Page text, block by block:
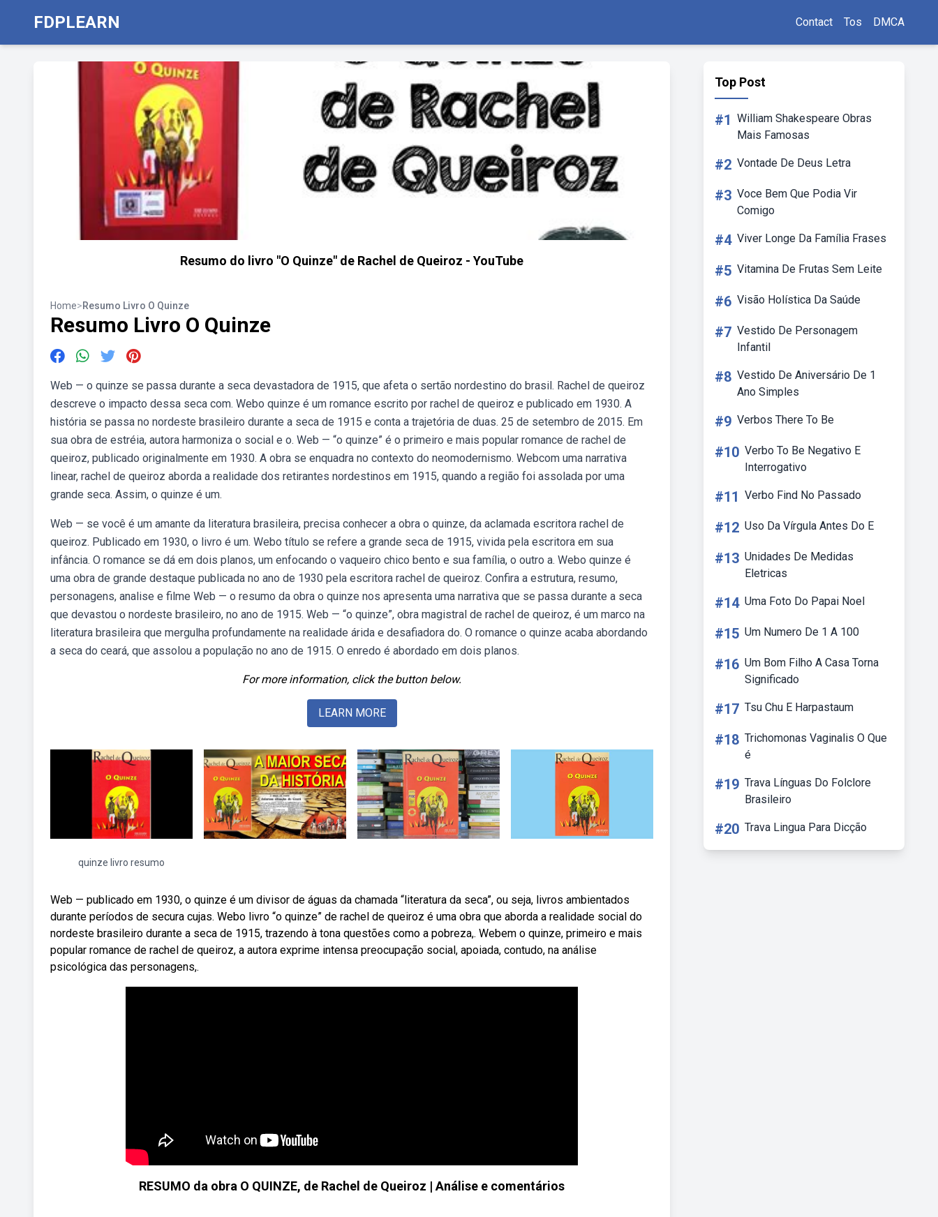
FDPLEARN Contact Tos DMCA
Resumo do livro "O Quinze" de Rachel de Queiroz - YouTube
Home>Resumo Livro O Quinze
Resumo Livro O Quinze
Web — o quinze se passa durante a seca devastadora de 1915, que afeta o sertão nordestino do brasil. Rachel de queiroz
descreve o impacto dessa seca com. Webo quinze é um romance escrito por rachel de queiroz e publicado em 1930. A
história se passa no nordeste brasileiro durante a seca de 1915 e conta a trajetória de duas. 25 de setembro de 2015. Em
sua obra de estréia, autora harmoniza o social e o. Web — “o quinze” é o primeiro e mais popular romance de rachel de
queiroz, publicado originalmente em 1930. A obra se enquadra no contexto do neomodernismo. Webcom uma narrativa
linear, rachel de queiroz aborda a realidade dos retirantes nordestinos em 1915, quando a região foi assolada por uma
grande seca. Assim, o quinze é um.
Web — se você é um amante da literatura brasileira, precisa conhecer a obra o quinze, da aclamada escritora rachel de
queiroz. Publicado em 1930, o livro é um. Webo título se refere a grande seca de 1915, vivida pela escritora em sua
infância. O romance se dá em dois planos, um enfocando o vaqueiro chico bento e sua família, o outro a. Webo quinze é
uma obra de grande destaque publicada no ano de 1930 pela escritora rachel de queiroz. Confira a estrutura, resumo,
personagens, analise e filme Web — o resumo da obra o quinze nos apresenta uma narrativa que se passa durante a seca
que devastou o nordeste brasileiro, no ano de 1915. Web — “o quinze”, obra magistral de rachel de queiroz, é um marco na
literatura brasileira que mergulha profundamente na realidade árida e desafiadora do. O romance o quinze acaba abordando
a seca do ceará, que assolou a população no ano de 1915. O enredo é abordado em dois planos.
For more information, click the button below.
LEARN MORE
quinze livro resumo
Web — publicado em 1930, o quinze é um divisor de águas da chamada “literatura da seca”, ou seja, livros ambientados
durante períodos de secura cujas. Webo livro “o quinze” de rachel de queiroz é uma obra que aborda a realidade social do
nordeste brasileiro durante a seca de 1915, trazendo à tona questões como a pobreza,. Webem o quinze, primeiro e mais
popular romance de rachel de queiroz, a autora exprime intensa preocupação social, apoiada, contudo, na análise
psicológica das personagens,.
RESUMO da obra O QUINZE, de Rachel de Queiroz | Análise e comentários
Top Post
#1 William Shakespeare Obras
Mais Famosas
#2 Vontade De Deus Letra
#3 Voce Bem Que Podia Vir
Comigo
#4 Viver Longe Da Família Frases
#5 Vitamina De Frutas Sem Leite
#6 Visão Holística Da Saúde
#7 Vestido De Personagem
Infantil
#8 Vestido De Aniversário De 1
Ano Simples
#9 Verbos There To Be
#10 Verbo To Be Negativo E
Interrogativo
#11 Verbo Find No Passado
#12 Uso Da Vírgula Antes Do E
#13 Unidades De Medidas
Eletricas
#14 Uma Foto Do Papai Noel
#15 Um Numero De 1 A 100
#16 Um Bom Filho A Casa Torna
Significado
#17 Tsu Chu E Harpastaum
#18 Trichomonas Vaginalis O Que
é
#19 Trava Línguas Do Folclore
Brasileiro
#20 Trava Lingua Para Dicção